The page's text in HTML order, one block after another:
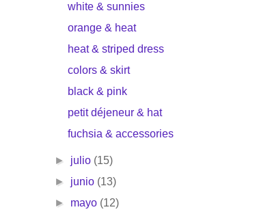
white & sunnies
orange & heat
heat & striped dress
colors & skirt
black & pink
petit déjeneur & hat
fuchsia & accessories
► julio (15)
► junio (13)
► mayo (12)